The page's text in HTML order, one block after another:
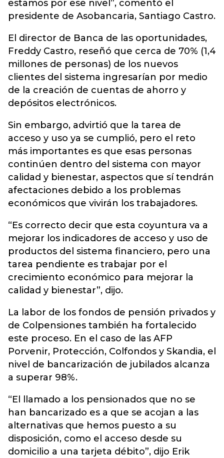
estamos por ese nivel”, comentó el
presidente de Asobancaria, Santiago Castro.
El director de Banca de las oportunidades,
Freddy Castro, reseñó que cerca de 70% (1,4
millones de personas) de los nuevos
clientes del sistema ingresarían por medio
de la creación de cuentas de ahorro y
depósitos electrónicos.
Sin embargo, advirtió que la tarea de
acceso y uso ya se cumplió, pero el reto
más importantes es que esas personas
continúen dentro del sistema con mayor
calidad y bienestar, aspectos que sí tendrán
afectaciones debido a los problemas
económicos que vivirán los trabajadores.
“Es correcto decir que esta coyuntura va a
mejorar los indicadores de acceso y uso de
productos del sistema financiero, pero una
tarea pendiente es trabajar por el
crecimiento económico para mejorar la
calidad y bienestar”, dijo.
La labor de los fondos de pensión privados y
de Colpensiones también ha fortalecido
este proceso. En el caso de las AFP
Porvenir, Protección, Colfondos y Skandia, el
nivel de bancarización de jubilados alcanza
a superar 98%.
“El llamado a los pensionados que no se
han bancarizado es a que se acojan a las
alternativas que hemos puesto a su
disposición, como el acceso desde su
domicilio a una tarjeta débito”, dijo Erik